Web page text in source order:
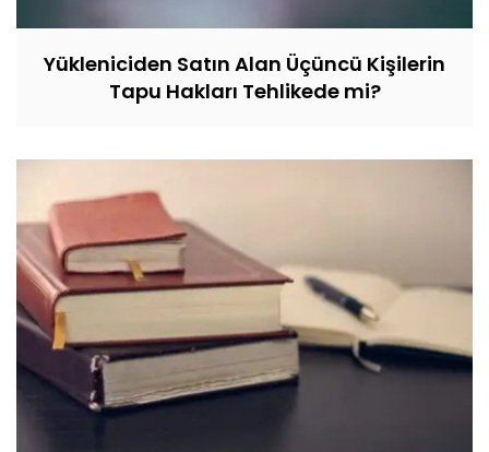
Yükleniciden Satın Alan Üçüncü Kişilerin
Tapu Hakları Tehlikede mi?